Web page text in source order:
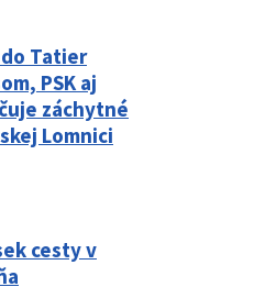
Tatier
PSK aj
záchytné
Lomnici
cesty v